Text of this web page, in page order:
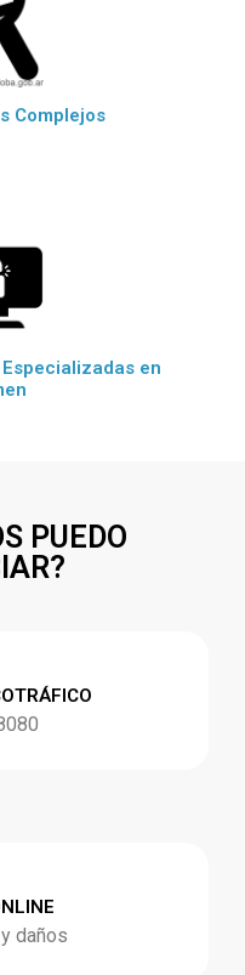
Complejos
en
PUEDO
daños